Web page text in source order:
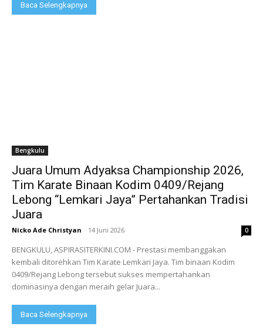
Baca Selengkapnya
Bengkulu
Juara Umum Adyaksa Championship 2026,
Tim Karate Binaan Kodim 0409/Rejang
Lebong “Lemkari Jaya” Pertahankan Tradisi
Juara
Nicko Ade Christyan - 14 Juni 2026 0
BENGKULU, ASPIRASITERKINI.COM - Prestasi membanggakan
kembali ditorehkan Tim Karate Lemkari Jaya. Tim binaan Kodim
0409/Rejang Lebong tersebut sukses mempertahankan
dominasinya dengan meraih gelar Juara...
Baca Selengkapnya